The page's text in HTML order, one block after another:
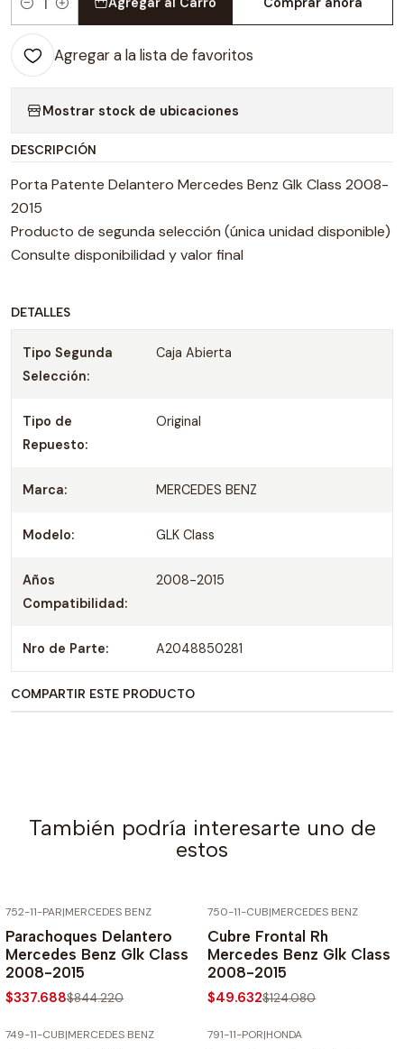
Cantidad
Agregar a la lista de favoritos
Mostrar stock de ubicaciones
DESCRIPCIÓN
Porta Patente Delantero Mercedes Benz Glk Class 2008-
2015
Producto de segunda selección (única unidad disponible)
Consulte disponibilidad y valor final
DETALLES
Tipo Segunda
Selección:
Caja Abierta
Tipo de
Repuesto:
Original
Marca: MERCEDES BENZ
Modelo: GLK Class
Años
Compatibilidad:
2008-2015
Nro de Parte: A2048850281
COMPARTIR ESTE PRODUCTO
También podría interesarte uno de
estos
752-11-PAR|MERCEDES BENZ
Parachoques Delantero
Mercedes Benz Glk Class
2008-2015
$337.688$844.220
750-11-CUB|MERCEDES BENZ
Cubre Frontal Rh
Mercedes Benz Glk Class
2008-2015
$49.632$124.080
749-11-CUB|MERCEDES BENZ 791-11-POR|HONDA